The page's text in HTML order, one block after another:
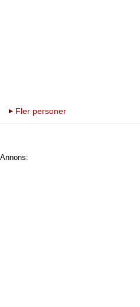
Fler personer
Annons: